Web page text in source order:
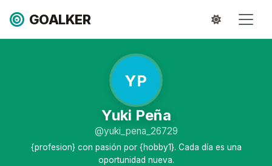
GOALKER
YP
Yuki Peña
@yuki_pena_26729
{profesion} con pasión por {hobby1}. Cada día es una
oportunidad nueva.